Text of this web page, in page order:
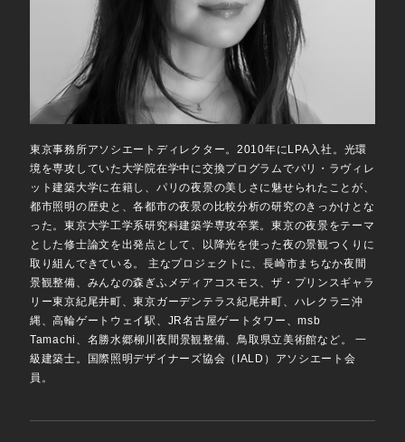
東京事務所アソシエートディレクター。2010年にLPA入社。光環
境を専攻していた大学院在学中に交換プログラムでパリ・ラヴィレ
ット建築大学に在籍し、パリの夜景の美しさに魅せられたことが、
都市照明の歴史と、各都市の夜景の比較分析の研究のきっかけとな
った。東京大学工学系研究科建築学専攻卒業。東京の夜景をテーマ
とした修士論文を出発点として、以降光を使った夜の景観つくりに
取り組んできている。 主なプロジェクトに、長崎市まちなか夜間
景観整備、みんなの森ぎふメディアコスモス、ザ・プリンスギャラ
リー東京紀尾井町、東京ガーデンテラス紀尾井町、ハレクラニ沖
縄、高輪ゲートウェイ駅、JR名古屋ゲートタワー、msb
Tamachi、名勝水郷柳川夜間景観整備、鳥取県立美術館など。 一
級建築士。国際照明デザイナーズ協会（IALD）アソシエート会
員。